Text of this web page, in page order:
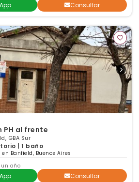
Consultar
PH al frente
GBA Sur
| 1 baño
Banfield, Buenos Aires
año
Consultar